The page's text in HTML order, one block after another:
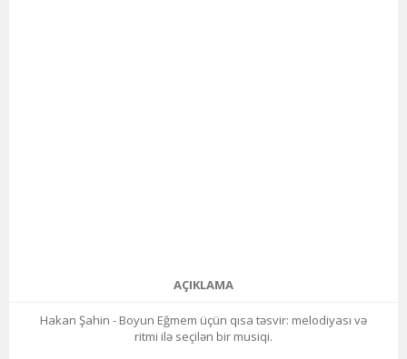
AÇIKLAMA
Hakan Şahin - Boyun Eğmem üçün qısa təsvir: melodiyası və
ritmi ilə seçilən bir musiqi.